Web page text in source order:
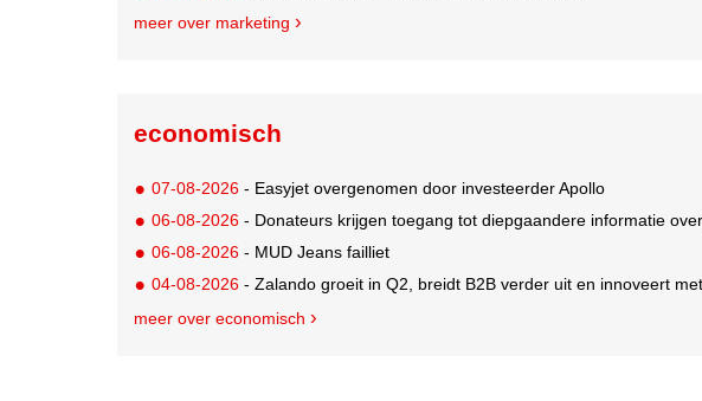
meer over marketing
economisch
07-08-2026 - Easyjet overgenomen door investeerder Apollo
06-08-2026 - Donateurs krijgen toegang tot diepgaandere informatie
06-08-2026 - MUD Jeans failliet
04-08-2026 - Zalando groeit in Q2, breidt B2B verder uit en innoveert
meer over economisch